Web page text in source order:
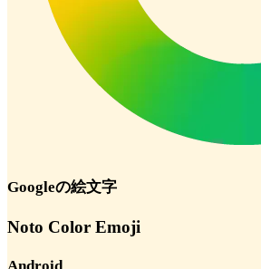
Googleの絵文字
Noto Color Emoji